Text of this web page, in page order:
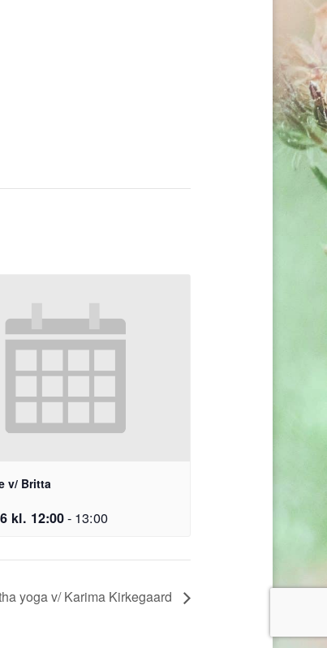
v/ Britta
kl. 12:00- 13:00
yoga v/ Karima Kirkegaard